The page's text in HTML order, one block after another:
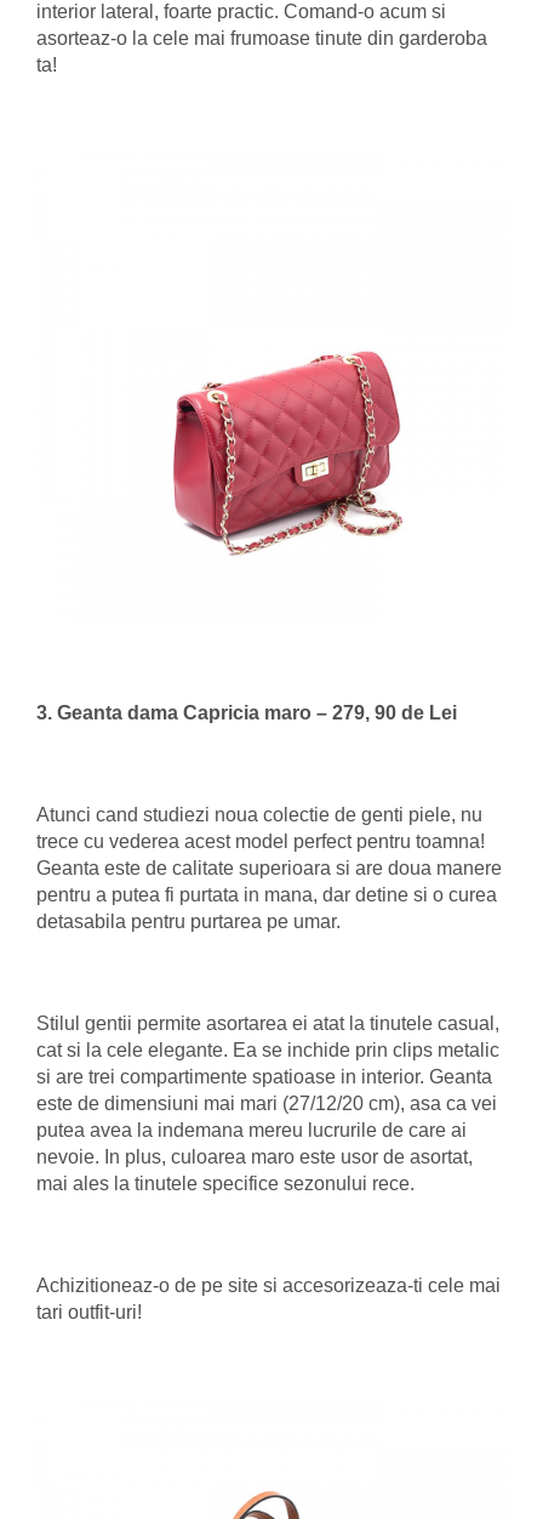
interior lateral, foarte practic. Comand-o acum si
asorteaz-o la cele mai frumoase tinute din garderoba
ta!
3. Geanta dama Capricia maro – 279, 90 de Lei
Atunci cand studiezi noua colectie de genti piele, nu
trece cu vederea acest model perfect pentru toamna!
Geanta este de calitate superioara si are doua manere
pentru a putea fi purtata in mana, dar detine si o curea
detasabila pentru purtarea pe umar.
Stilul gentii permite asortarea ei atat la tinutele casual,
cat si la cele elegante. Ea se inchide prin clips metalic
si are trei compartimente spatioase in interior. Geanta
este de dimensiuni mai mari (27/12/20 cm), asa ca vei
putea avea la indemana mereu lucrurile de care ai
nevoie. In plus, culoarea maro este usor de asortat,
mai ales la tinutele specifice sezonului rece.
Achizitioneaz-o de pe site si accesorizeaza-ti cele mai
tari outfit-uri!